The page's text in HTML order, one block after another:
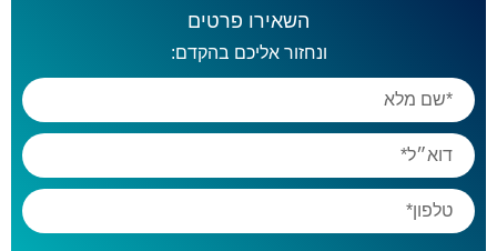
השאירו פרטים
ונחזור אליכם בהקדם: